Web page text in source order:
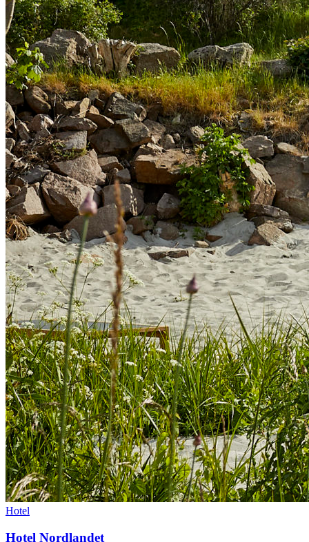
Hotel
Hotel Nordlandet